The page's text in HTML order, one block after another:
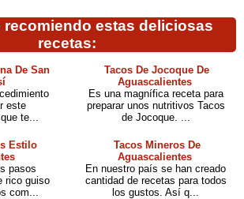
recomiendo estas deliciosas
recetas:
De San
este
te...
Tacos De Jocoque De
Aguascalientes
Es una magnífica receta para
preparar unos nutritivos Tacos
de Jocoque. ...
Estilo
pasos
rico guiso
com...
Tacos Mineros De
Aguascalientes
En nuestro país se han creado
cantidad de recetas para todos
los gustos. Así q...